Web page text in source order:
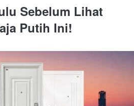
Sebelum Lihat
Putih Ini!